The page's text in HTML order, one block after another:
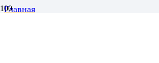
Главная